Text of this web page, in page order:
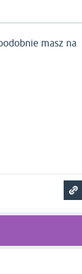
masz na